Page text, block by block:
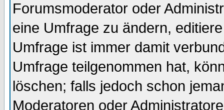
Forumsmoderator oder
eine Umfrage zu ändern,
Umfrage ist immer damit
Umfrage teilgenommen hat,
löschen; falls jedoch schon
Moderatoren oder